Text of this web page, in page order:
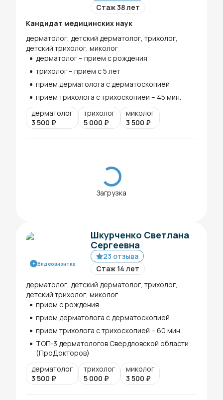
Стаж 38 лет
Кандидат медицинских наук
дерматолог, детский дерматолог, трихолог,
детский трихолог, миколог
дерматолог – прием с рождения
трихолог – прием с 5 лет
прием дерматолога с дерматоскопией
прием трихолога с трихоскопией – 45 мин.
дерматолог
3 500 ₽
трихолог
5 000 ₽
миколог
3 500 ₽
Загрузка
Видеовизитка
Шкурченко Светлана
Сергеевна
23 отзыва
Стаж 14 лет
дерматолог, детский дерматолог, трихолог,
детский трихолог, миколог
прием с рождения
прием дерматолога с дерматоскопией
прием трихолога с трихоскопией – 60 мин.
ТОП-3 дерматологов Свердловской области
(ПроДокторов)
дерматолог
3 500 ₽
трихолог
5 000 ₽
миколог
3 500 ₽